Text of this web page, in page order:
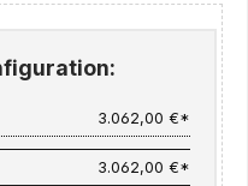
3.062,00 €*
3.062,00 €*